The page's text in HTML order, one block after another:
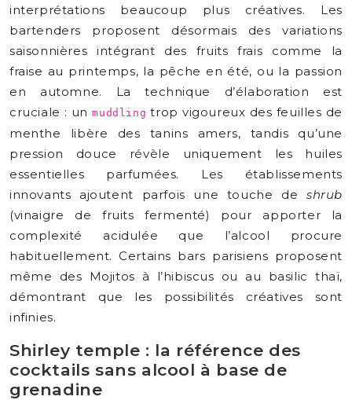
interprétations beaucoup plus créatives. Les
bartenders proposent désormais des variations
saisonnières intégrant des fruits frais comme la
fraise au printemps, la pêche en été, ou la passion
en automne. La technique d’élaboration est
cruciale : unmuddling trop vigoureux des feuilles de
menthe libère des tanins amers, tandis qu’une
pression douce révèle uniquement les huiles
essentielles parfumées. Les établissements
innovants ajoutent parfois une touche de shrub
(vinaigre de fruits fermenté) pour apporter la
complexité acidulée que l’alcool procure
habituellement. Certains bars parisiens proposent
même des Mojitos à l’hibiscus ou au basilic thaï,
démontrant que les possibilités créatives sont
infinies.
Shirley temple : la référence des
cocktails sans alcool à base de
grenadine